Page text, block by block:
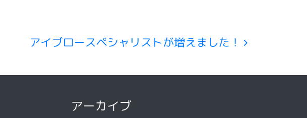
アイブロースペシャリストが増えました！
アーカイブ